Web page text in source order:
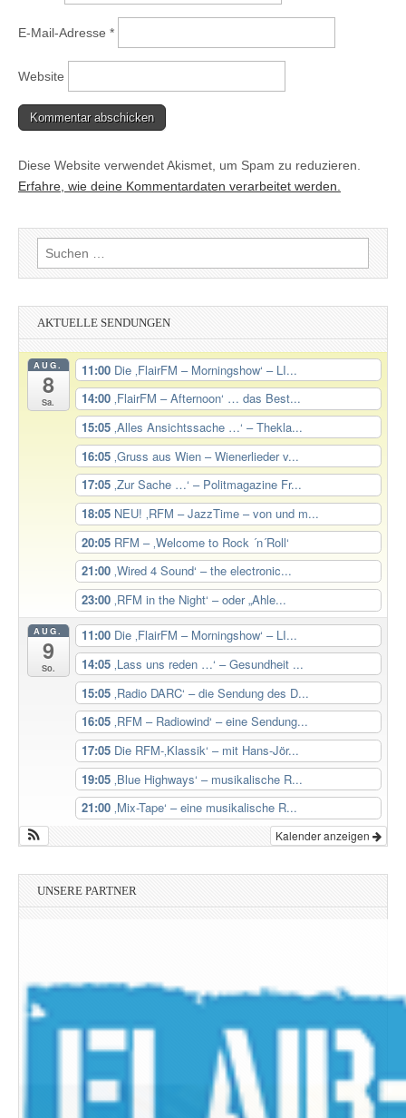
E-Mail-Adresse *
Website
Diese Website verwendet Akismet, um Spam zu reduzieren.
Erfahre, wie deine Kommentardaten verarbeitet werden.
Suchen
nach:
AKTUELLE SENDUNGEN
AUG.
8
Sa.
11:00 Die ‚FlairFM – Morningshow‘ – LI...
14:00 ‚FlairFM – Afternoon‘ … das Best...
15:05 ‚Alles Ansichtssache …‘ – Thekla...
16:05 ‚Gruss aus Wien – Wienerlieder v...
17:05 ‚Zur Sache …‘ – Politmagazine Fr...
18:05 NEU! ‚RFM – JazzTime – von und m...
20:05 RFM – ‚Welcome to Rock ´n´Roll‘
21:00 ‚Wired 4 Sound‘ – the electronic...
23:00 ‚RFM in the Night‘ – oder „Ahle...
AUG.
9
So.
11:00 Die ‚FlairFM – Morningshow‘ – LI...
14:05 ‚Lass uns reden …‘ – Gesundheit ...
15:05 ‚Radio DARC‘ – die Sendung des D...
16:05 ‚RFM – Radiowind‘ – eine Sendung...
17:05 Die RFM-‚Klassik‘ – mit Hans-Jör...
19:05 ‚Blue Highways‘ – musikalische R...
21:00 ‚Mix-Tape‘ – eine musikalische R...
Kalender anzeigen
UNSERE PARTNER